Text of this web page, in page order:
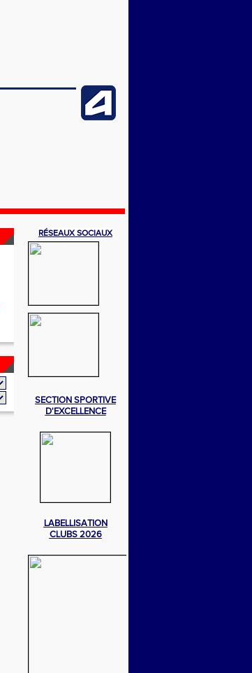
RÉSEAUX SOCIAUX
SECTION SPORTIVE
D'EXCELLENCE
LABELLISATION
CLUBS 2026